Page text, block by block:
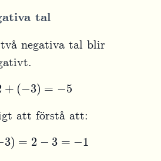
tal
negativa tal blir
2+( 3)
att förstå att:
(−3 )=2 = −1